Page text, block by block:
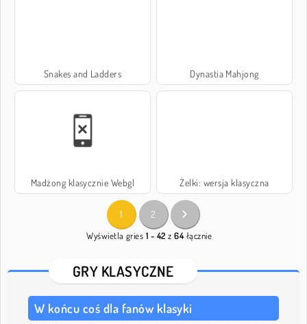
Snakes and Ladders Dynastia Mahjong
Madżong klasycznie Webgl Żelki: wersja klasyczna
1 2
Wyświetla gries 1 - 42 z64 łącznie
GRY KLASYCZNE
W końcu coś dla fanów klasyki